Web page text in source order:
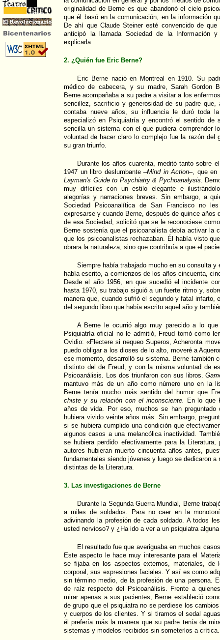
originalidad de Berne es que abandonó el cielo
que él basó en la comunicación, en la información
De ahí que Claude Steiner esté convencido de
anticipó la llamada Sociedad de la Información
explicarla.
2. ¿Quién fue Eric Berne?
Eric Berne nació en Montreal en 1910. Su
médico de cabecera, y su madre, Sarah Gordon
Berne acompañaba a su padre a visitar a los
sencillez, sacrificio y generosidad de su padre que,
contaba nueve años, su influencia le duró toda
especializó en Psiquiatría y encontró el sentido de
sencilla un sistema con el que pudiera comprender
voluntad de hacer claro lo complejo fue la razón del
su gran triunfo.
Durante los años cuarenta, meditó tanto sobre
1947 un libro deslumbante –Mind in Action–, que en
Layman's Guide to Psychiatry & Pychoanalysis.
muy difíciles con un estilo elegante e
alegorías y narraciones breves. Sin embargo, a
Sociedad Psicoanalítica de San Francisco no
expresarse y cuando Berne, después de quince años
de esa Sociedad, solicitó que se le reconociese
Berne sostenía que el psicoanalista debía activar la
que los psicoanalistas rechazaban. Él había visto
obrara la naturaleza, sino que contribuía a que el
Siempre había trabajado mucho en su consulta y
había escrito, a comienzos de los años cincuenta,
Desde el año 1956, en que sucedió el incidente
hasta 1970, su trabajo siguió a un fuerte ritmo y,
manera que, cuando sufrió el segundo y fatal infarto,
del segundo libro que había escrito aquel año y
A Berne le ocurrió algo muy parecido a lo
Psiquiatría oficial no le admitió, Freud tomó como
Ovidio: «Flectere si nequeo Superos, Acheronta
puedo obligar a los dioses de lo alto, moveré a
ese momento, desarrolló su sistema. Berne también
distinto del de Freud, y con la misma voluntad de
Psicoanálisis. Los dos triunfaron con sus libros.
mantuvo más de un año como número uno en la
Berne tenía mucho más sentido del humor que
chiste y su relación con el inconsciente.
En lo que
años de vida. Por eso, muchos se han preguntado
hubiera vivido veinte años más. Sin embargo,
si se hubiera cumplido una condición que
algunos casos a una melancólica inactividad.
se hubiera perdido efectivamente para la
autores hubieran muerto cincuenta años antes,
fundamentales siendo jóvenes y luego se dedicaron
distintas de la Literatura.
3. Las investigaciones de Berne
Durante la Segunda Guerra Mundial, Berne
a miles de soldados. Para no caer en la
adivinando la profesión de cada soldado. A todos
usted nervioso? y ¿Ha ido a ver a un psiquiatra
El resultado fue que averiguaba en muchos
Este aspecto le hace muy interesante para el
se fijaba en los aspectos externos, materiales, de
corporal, sus expresiones faciales. Y así es como
sin término medio, de la profesión de una persona.
de raíz respecto del Psicoanálisis. Frente a
mirar apenas a sus pacientes, Berne estableció
de grupo que el psiquiatra no se perdiese los
y cuerpos de los clientes. Y si tiramos el sedal
él prefería más la manera que su padre tenía de
sistemas y modelos recibidos sin someterlos a crítica.